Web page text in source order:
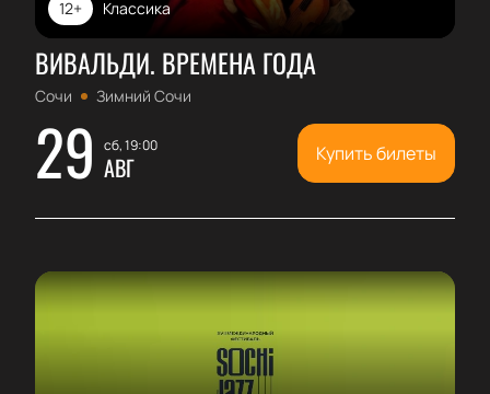
Классика
12+
ВИВАЛЬДИ. ВРЕМЕНА ГОДА
Сочи Зимний Сочи
29 сб, 19:00
АВГ Купить билеты